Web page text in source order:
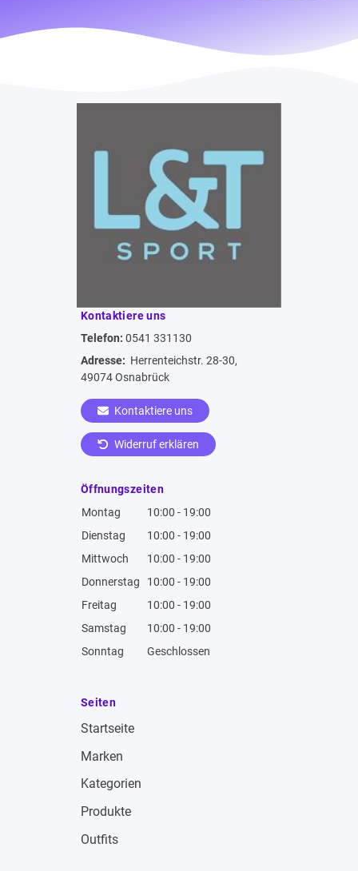
Kontaktiere uns
Telefon: 0541 331130
Adresse: Herrenteichstr. 28-30,
49074 Osnabrück
Kontaktiere uns
Widerruf erklären
Öffnungszeiten
Montag
10:00 - 19:00
Dienstag
10:00 - 19:00
Mittwoch
10:00 - 19:00
Donnerstag
10:00 - 19:00
Freitag
10:00 - 19:00
Samstag
10:00 - 19:00
Sonntag
Geschlossen
Seiten
Startseite
Marken
Kategorien
Produkte
Outfits